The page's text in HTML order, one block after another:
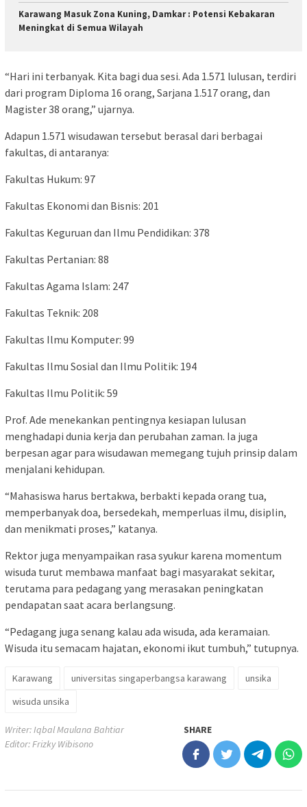
Karawang Masuk Zona Kuning, Damkar : Potensi Kebakaran
Meningkat di Semua Wilayah
“Hari ini terbanyak. Kita bagi dua sesi. Ada 1.571 lulusan, terdiri
dari program Diploma 16 orang, Sarjana 1.517 orang, dan
Magister 38 orang,” ujarnya.
Adapun 1.571 wisudawan tersebut berasal dari berbagai
fakultas, di antaranya:
Fakultas Hukum: 97
Fakultas Ekonomi dan Bisnis: 201
Fakultas Keguruan dan Ilmu Pendidikan: 378
Fakultas Pertanian: 88
Fakultas Agama Islam: 247
Fakultas Teknik: 208
Fakultas Ilmu Komputer: 99
Fakultas Ilmu Sosial dan Ilmu Politik: 194
Fakultas Ilmu Politik: 59
Prof. Ade menekankan pentingnya kesiapan lulusan
menghadapi dunia kerja dan perubahan zaman. Ia juga
berpesan agar para wisudawan memegang tujuh prinsip dalam
menjalani kehidupan.
“Mahasiswa harus bertakwa, berbakti kepada orang tua,
memperbanyak doa, bersedekah, memperluas ilmu, disiplin,
dan menikmati proses,” katanya.
Rektor juga menyampaikan rasa syukur karena momentum
wisuda turut membawa manfaat bagi masyarakat sekitar,
terutama para pedagang yang merasakan peningkatan
pendapatan saat acara berlangsung.
“Pedagang juga senang kalau ada wisuda, ada keramaian.
Wisuda itu semacam hajatan, ekonomi ikut tumbuh,” tutupnya.
Karawang universitas singaperbangsa karawang
unsika
wisuda unsika
Writer: Iqbal Maulana Bahtiar
Editor: Frizky Wibisono
SHARE